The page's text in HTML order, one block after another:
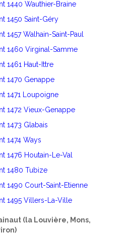
1440 Wauthier-Braine
1450 Saint-Géry
1457 Walhain-Saint-Paul
1460 Virginal-Samme
1461 Haut-Ittre
1470 Genappe
1471 Loupoigne
1472 Vieux-Genappe
1473 Glabais
1474 Ways
1476 Houtain-Le-Val
1480 Tubize
1490 Court-Saint-Etienne
1495 Villers-La-Ville
(la Louvière, Mons,